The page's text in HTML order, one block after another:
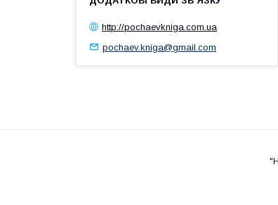
http://pochaevkniga.com.ua
pochaev.kniga@gmail.com